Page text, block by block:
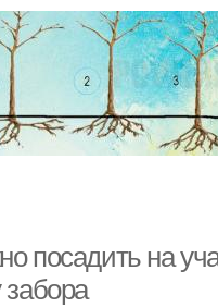
посадить на
забора